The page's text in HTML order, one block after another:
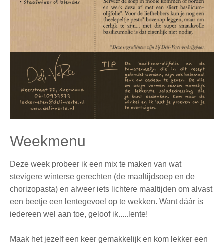
Weekmenu
Deze week probeer ik een mix te maken van wat
stevigere winterse gerechten (de maaltijdsoep en de
chorizopasta) en alweer iets lichtere maaltijden om alvast
een beetje een lentegevoel op te wekken. Want dáár is
iedereen wel aan toe, geloof ik.....lente!
Maak het jezelf een keer gemakkelijk en kom lekker een